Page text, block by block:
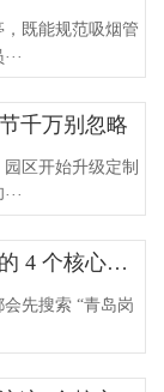
既能规范吸烟管
千万别忽略
区开始升级定制
青岛岗亭厂家怎么选？本地采购必看的 4 个核心要点
先搜索 “青岛岗